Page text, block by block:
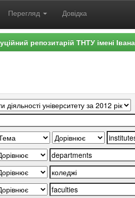
Перегляд Довідка
репозитарій ТНТУ імені